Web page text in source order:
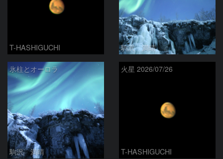
T-HASHIGUCHI 駒沢 満晴
氷柱とオーロラ
駒沢 満晴
火星 2026/07/26
T-HASHIGUCHI